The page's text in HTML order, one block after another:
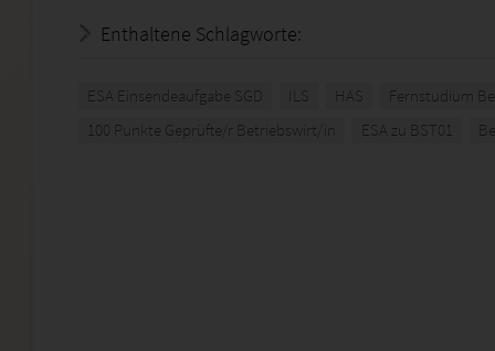
Enthaltene Schlagworte:
ESA Einsendeaufgabe SGD ILS HAS
Fernstudium
100 Punkte Geprüfte/r Betriebswirt/in
ESA zu BST01